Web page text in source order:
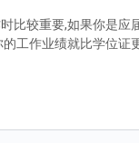
比较重要,如果你是应
工作业绩就比学位证